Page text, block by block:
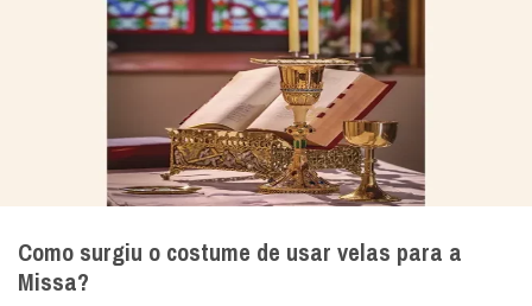
Como surgiu o costume de usar velas para a
Missa?